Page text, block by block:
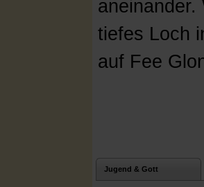
aneinander.
tiefes Loch
auf Fee
Jugend & Gott